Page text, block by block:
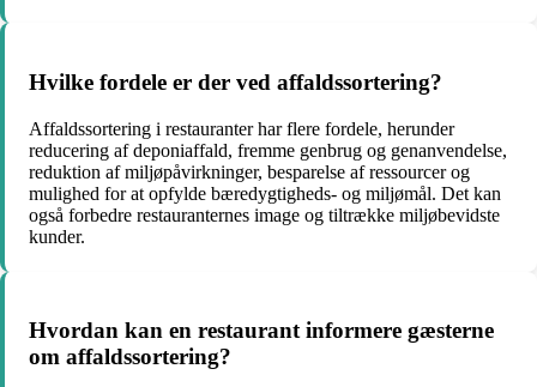
Hvilke fordele er der ved affaldssortering?
Affaldssortering i restauranter har flere fordele, herunder
reducering af deponiaffald, fremme genbrug og genanvendelse,
reduktion af miljøpåvirkninger, besparelse af ressourcer og
mulighed for at opfylde bæredygtigheds- og miljømål. Det kan
også forbedre restauranternes image og tiltrække miljøbevidste
kunder.
Hvordan kan en restaurant informere gæsterne
om affaldssortering?